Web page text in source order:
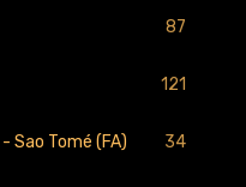
87
121
Sao Tomé (FA) 34